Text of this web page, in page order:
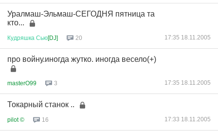
Уралмаш-Эльмаш-СЕГОДНЯ пятница та
кто...
Кудряшка Сью[DJ] 20 17:35 18.11.2005
про войну.иногда жутко. иногда весело(+)
masterO99 3 17:35 18.11.2005
Токарный станок ..
pilot © 16 17:33 18.11.2005